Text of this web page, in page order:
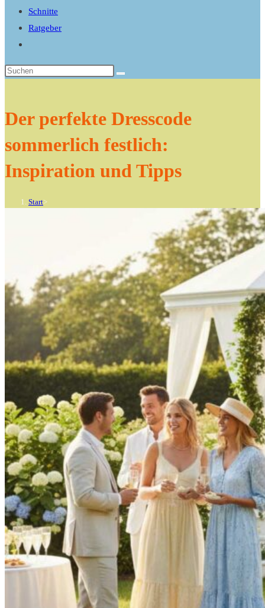
Schnitte
Ratgeber
umschalten
Diese
Der perfekte Dresscode
sommerlich festlich:
Inspiration und Tipps
Start>
Der perfekte Dresscode sommerlich festlich: Inspiration und Tipps>